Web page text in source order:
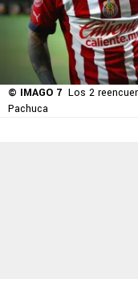
© IMAGO 7 Los 2
Pachuca